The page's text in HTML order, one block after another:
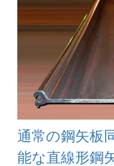
通常の鋼矢板
能な直線形鋼